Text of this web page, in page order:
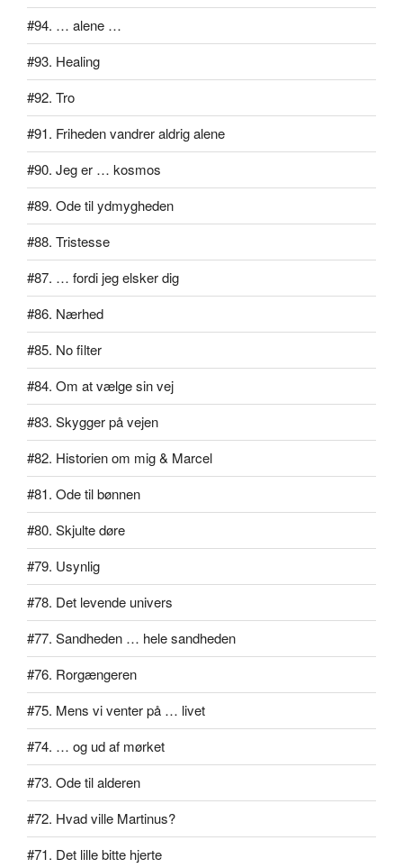
#94. … alene …
#93. Healing
#92. Tro
#91. Friheden vandrer aldrig alene
#90. Jeg er … kosmos
#89. Ode til ydmygheden
#88. Tristesse
#87. … fordi jeg elsker dig
#86. Nærhed
#85. No filter
#84. Om at vælge sin vej
#83. Skygger på vejen
#82. Historien om mig & Marcel
#81. Ode til bønnen
#80. Skjulte døre
#79. Usynlig
#78. Det levende univers
#77. Sandheden … hele sandheden
#76. Rorgængeren
#75. Mens vi venter på … livet
#74. … og ud af mørket
#73. Ode til alderen
#72. Hvad ville Martinus?
#71. Det lille bitte hjerte